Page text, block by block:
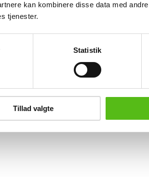
kan kombinere disse data med
tjenester.
Statistik
Tillad valgte
tilbud direkte i din email.